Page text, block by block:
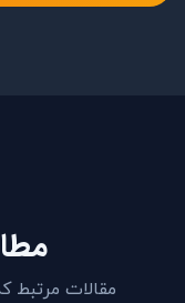
مقالات مرتبط